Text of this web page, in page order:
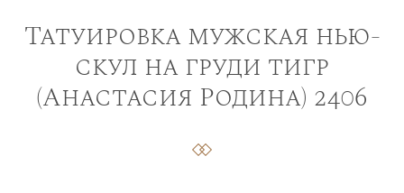
Татуировка мужская нью-
скул на груди тигр
(Анастасия Родина) 2406